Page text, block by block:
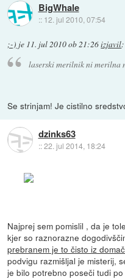
BigWhale
:: 12. jul 2010, 07:54
;-) je 11. jul 2010 ob 21:26izjavil:
laserski merilnik ni merilna
Se strinjam! Je cistilno
dzinks63
::22. jul 2014, 18:24
Najprej sem pomislil , da je
kjer so raznorazne
prebranem je to čisto iz
podvigu razmišljal je misterij,
je bilo potrebno poseči tudi